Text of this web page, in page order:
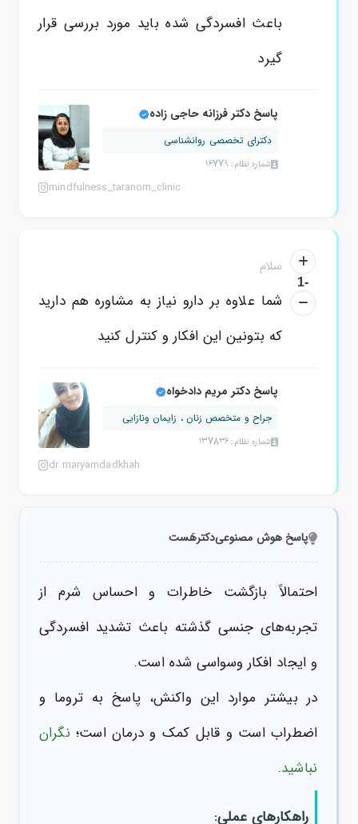
باعث افسردگی شده باید مورد بررسی قرار
گیرد
پاسخ دکتر فرزانه حاجی زاده
دکترای تخصصی روانشناسی
شماره نظام: 16779
mindfulness_taranom_clinic
-1
سلام
شما علاوه بر دارو نیاز به مشاوره هم دارید
که بتونین این افکار و کنترل کنید
پاسخ دکتر مریم دادخواه
جراح و متخصص زنان ، زایمان ونازایی
شماره نظام: 137836
dr.maryamdadkhah
پاسخ هوش مصنوعیدکترهَست
احتمالاً بازگشت خاطرات و احساس شرم از
تجربه‌های جنسی گذشته باعث تشدید افسردگی
و ایجاد افکار وسواسی شده است.
در بیشتر موارد این واکنش، پاسخ به تروما و
اضطراب است و قابل کمک و درمان است؛ نگران
نباشید.
راهکارهای عملی: